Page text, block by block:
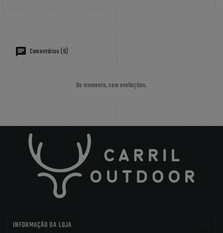
Comentários (0)
De momento, sem avaliações.
INFORMAÇÃO DA LOJA